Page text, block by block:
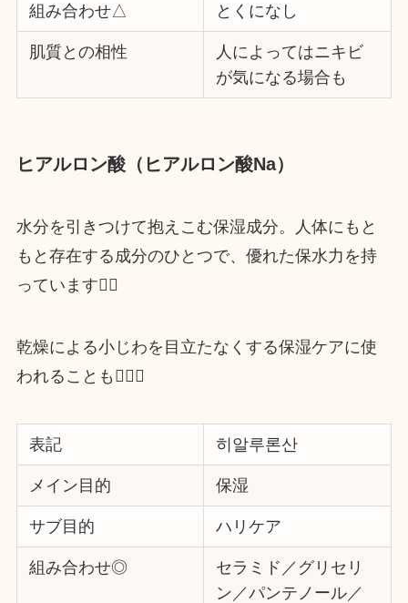
組み合わせ△ とくになし
肌質との相性
人によってはニキビ
が気になる場合も
ヒアルロン酸（ヒアルロン酸Na）
水分を引きつけて抱えこむ保湿成分。人体にもと
もと存在する成分のひとつで、優れた保水力を持
っています✊🏻
乾燥による小じわを目立たなくする保湿ケアに使
われることも🙆🏻‍♀️
表記 히알루론산
メイン目的 保湿
サブ目的 ハリケア
組み合わせ◎
セラミド／グリセリ
ン／パンテノール／